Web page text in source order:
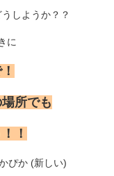
しようか？？
に
所でも
！